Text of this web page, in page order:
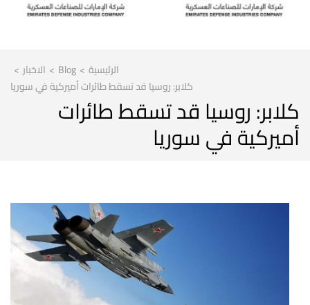
الرئيسية >
Blog
> الاخبار >
كلابر: روسيا قد تسقط طائرات أميركية في سوريا
كلابر: روسيا قد تسقط طائرات
أميركية في سوريا